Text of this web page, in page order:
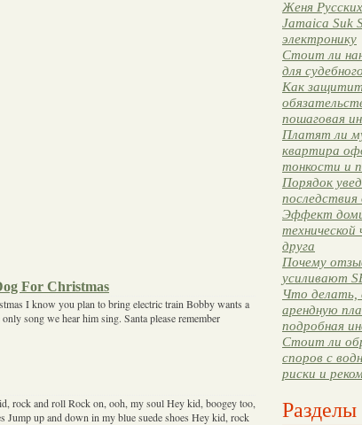
Женя
Jamaica Suk
электронику
Стоит ли
для
Как
пошаговая
Платят ли
квартира
тонкости и
Порядок
последствия
Эффект
друга
Почему
усиливают
Что делать,
арендную
подробная
Стоит ли
споров с
риски и
Разделы
For Christmas
I know you plan to bring electric train Bobby wants a
song we hear him sing. Santa please remember
rock and roll Rock on, ooh, my soul Hey kid, boogey too,
Jump up and down in my blue suede shoes Hey kid, rock